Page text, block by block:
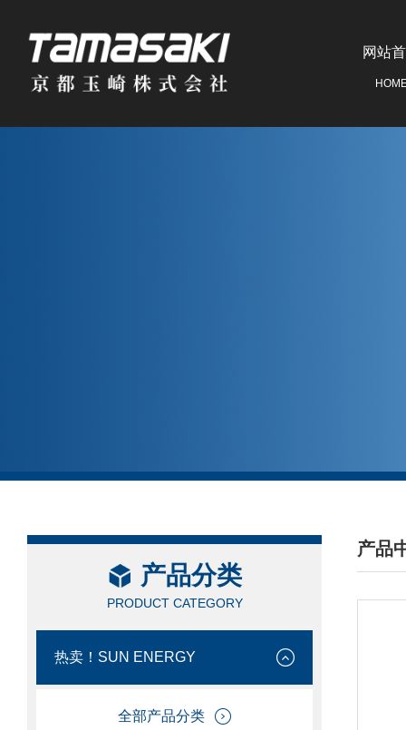
网站
产品分类
PRODUCT CATEGORY
热卖！SUN ENERGY
全部产品分类
产品
/